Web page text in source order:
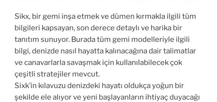
Sikx, bir gemi inşa etmek ve dümen kırmakla ilgili tüm
bilgileri kapsayan, son derece detaylı ve harika bir
tanıtım sunuyor. Burada tüm gemi modelleriyle ilgili
bilgi, denizde nasıl hayatta kalınacağına dair talimatlar
ve canavarlarla savaşmak için kullanılabilecek çok
çeşitli stratejiler mevcut.
Sixk’in kılavuzu denizdeki hayatı oldukça yoğun bir
şekilde ele alıyor ve yeni başlayanların ihtiyaç duyacağı